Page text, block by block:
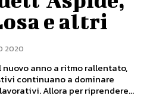
e altri
2020
anno a ritmo rallentato,
continuano a dominare
Allora per riprendere...